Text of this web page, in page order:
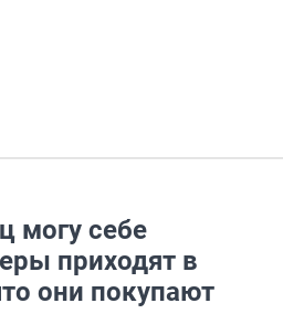
могу себе
приходят в
они покупают